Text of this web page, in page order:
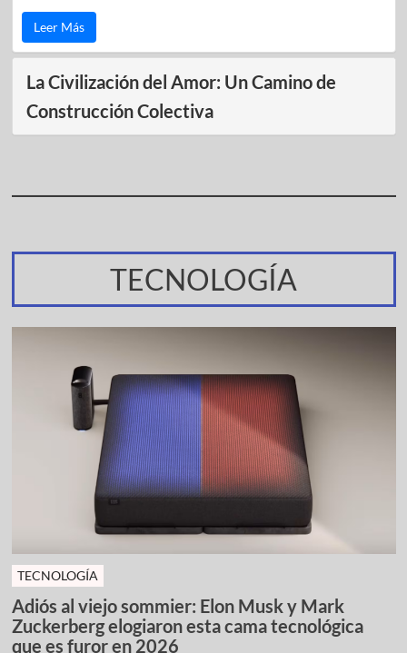
Leer Más
La Civilización del Amor: Un Camino de
Construcción Colectiva
TECNOLOGÍA
TECNOLOGÍA
Adiós al viejo sommier: Elon Musk y Mark
Zuckerberg elogiaron esta cama tecnológica
que es furor en 2026